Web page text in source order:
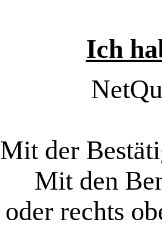
Ich
Mit der
Mit den
rechts